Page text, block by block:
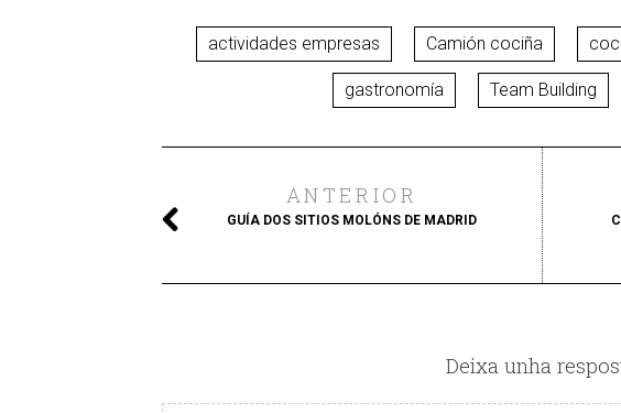
actividades empresas Camión cociña
gastronomía Team Building
ANTERIOR
GUÍA DOS SITIOS MOLÓNS DE MADRID
Deixa unha